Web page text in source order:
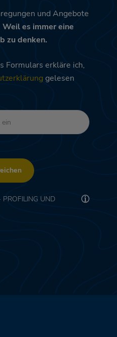
und Angebote
Weil es immer eine
zu denken.
Formulars erkläre ich,
gelesen
PROFILING UND